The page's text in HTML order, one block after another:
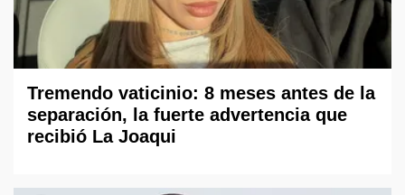
Tremendo vaticinio: 8 meses antes de la
separación, la fuerte advertencia que
recibió La Joaqui